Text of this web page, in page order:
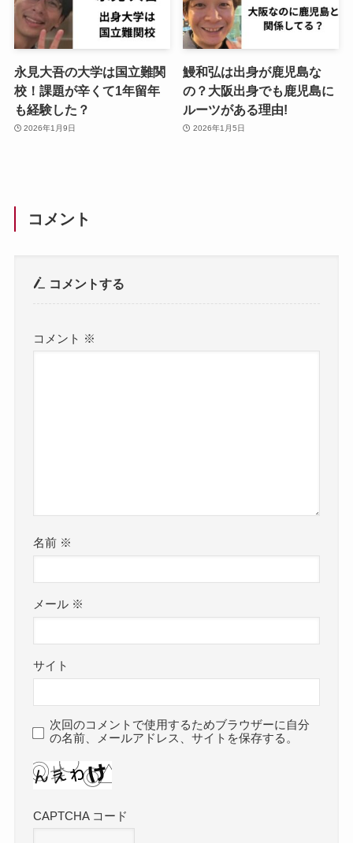
永見大吾の大学は国立難関
校！課題が辛くて1年留年
も経験した？
2026年1月9日
鰻和弘は出身が鹿児島な
の？大阪出身でも鹿児島に
ルーツがある理由!
2026年1月5日
コメント
コメントする
コメント ※
名前 ※
メール ※
サイト
次回のコメントで使用するためブラウザーに自分
の名前、メールアドレス、サイトを保存する。
CAPTCHA コード